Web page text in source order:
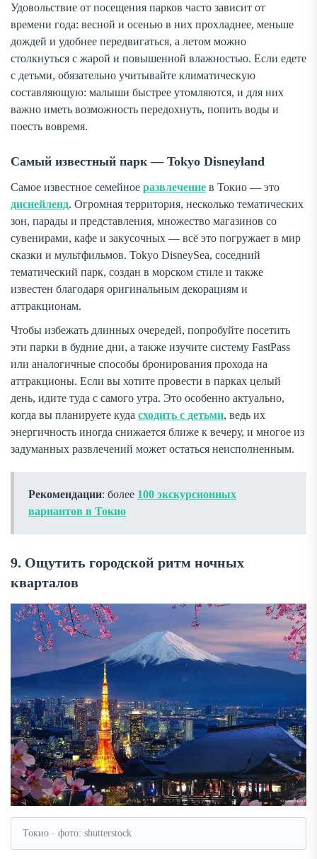
Удовольствие от посещения парков часто зависит от
времени года: весной и осенью в них прохладнее, меньше
дождей и удобнее передвигаться, а летом можно
столкнуться с жарой и повышенной влажностью. Если едете
с детьми, обязательно учитывайте климатическую
составляющую: малыши быстрее утомляются, и для них
важно иметь возможность передохнуть, попить воды и
поесть вовремя.
Самый известный парк — Tokyo Disneyland
Самое известное семейное развлечение в Токио — это
диснейленд. Огромная территория, несколько тематических
зон, парады и представления, множество магазинов со
сувенирами, кафе и закусочных — всё это погружает в мир
сказки и мультфильмов. Tokyo DisneySea, соседний
тематический парк, создан в морском стиле и также
известен благодаря оригинальным декорациям и
аттракционам.
Чтобы избежать длинных очередей, попробуйте посетить
эти парки в будние дни, а также изучите систему FastPass
или аналогичные способы бронирования прохода на
аттракционы. Если вы хотите провести в парках целый
день, идите туда с самого утра. Это особенно актуально,
когда вы планируете куда сходить с детьми, ведь их
энергичность иногда снижается ближе к вечеру, и многое из
задуманных развлечений может остаться неисполненным.
Рекомендации: более 100 экскурсионных
вариантов в Токио
9. Ощутить городской ритм ночных
кварталов
Токио · фото: shutterstock